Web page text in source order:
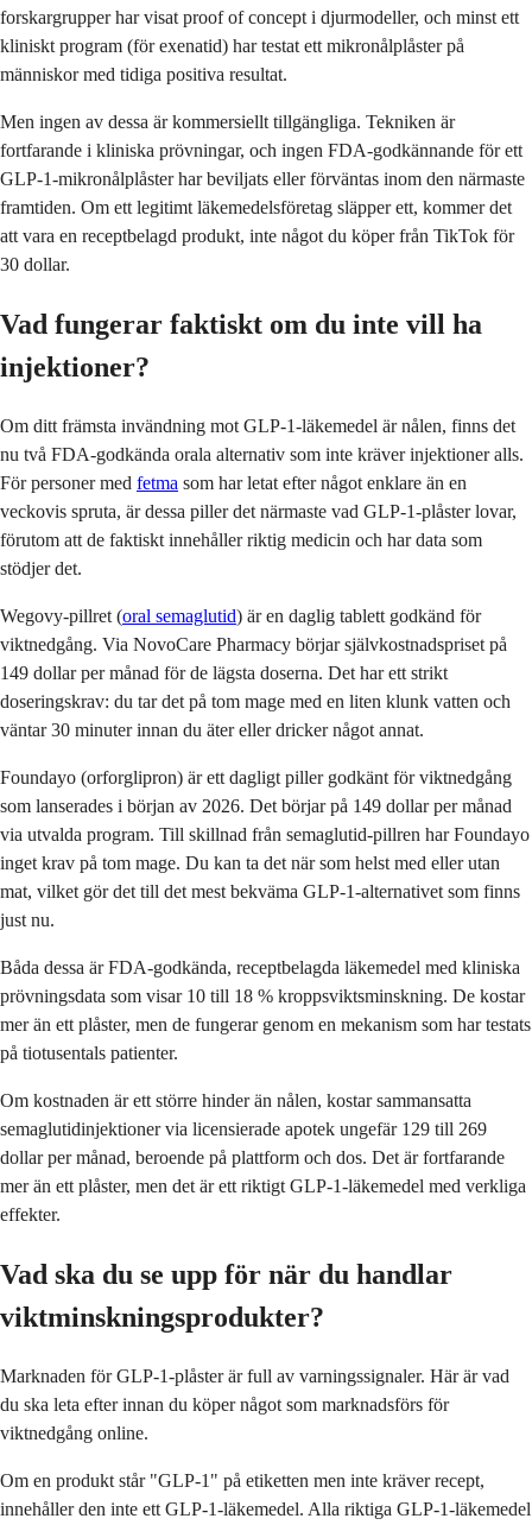
forskargrupper har visat proof of concept i djurmodeller, och minst ett
kliniskt program (för exenatid) har testat ett mikronålplåster på
människor med tidiga positiva resultat.
Men ingen av dessa är kommersiellt tillgängliga. Tekniken är
fortfarande i kliniska prövningar, och ingen FDA-godkännande för ett
GLP-1-mikronålplåster har beviljats eller förväntas inom den närmaste
framtiden. Om ett legitimt läkemedelsföretag släpper ett, kommer det
att vara en receptbelagd produkt, inte något du köper från TikTok för
30 dollar.
Vad fungerar faktiskt om du inte vill ha
injektioner?
Om ditt främsta invändning mot GLP-1-läkemedel är nålen, finns det
nu två FDA-godkända orala alternativ som inte kräver injektioner alls.
För personer med fetma som har letat efter något enklare än en
veckovis spruta, är dessa piller det närmaste vad GLP-1-plåster lovar,
förutom att de faktiskt innehåller riktig medicin och har data som
stödjer det.
Wegovy-pillret (oral semaglutid) är en daglig tablett godkänd för
viktnedgång. Via NovoCare Pharmacy börjar självkostnadspriset på
149 dollar per månad för de lägsta doserna. Det har ett strikt
doseringskrav: du tar det på tom mage med en liten klunk vatten och
väntar 30 minuter innan du äter eller dricker något annat.
Foundayo (orforglipron) är ett dagligt piller godkänt för viktnedgång
som lanserades i början av 2026. Det börjar på 149 dollar per månad
via utvalda program. Till skillnad från semaglutid-pillren har Foundayo
inget krav på tom mage. Du kan ta det när som helst med eller utan
mat, vilket gör det till det mest bekväma GLP-1-alternativet som finns
just nu.
Båda dessa är FDA-godkända, receptbelagda läkemedel med kliniska
prövningsdata som visar 10 till 18 % kroppsviktsminskning. De kostar
mer än ett plåster, men de fungerar genom en mekanism som har testats
på tiotusentals patienter.
Om kostnaden är ett större hinder än nålen, kostar sammansatta
semaglutidinjektioner via licensierade apotek ungefär 129 till 269
dollar per månad, beroende på plattform och dos. Det är fortfarande
mer än ett plåster, men det är ett riktigt GLP-1-läkemedel med verkliga
effekter.
Vad ska du se upp för när du handlar
viktminskningsprodukter?
Marknaden för GLP-1-plåster är full av varningssignaler. Här är vad
du ska leta efter innan du köper något som marknadsförs för
viktnedgång online.
Om en produkt står "GLP-1" på etiketten men inte kräver recept,
innehåller den inte ett GLP-1-läkemedel. Alla riktiga GLP-1-läkemedel